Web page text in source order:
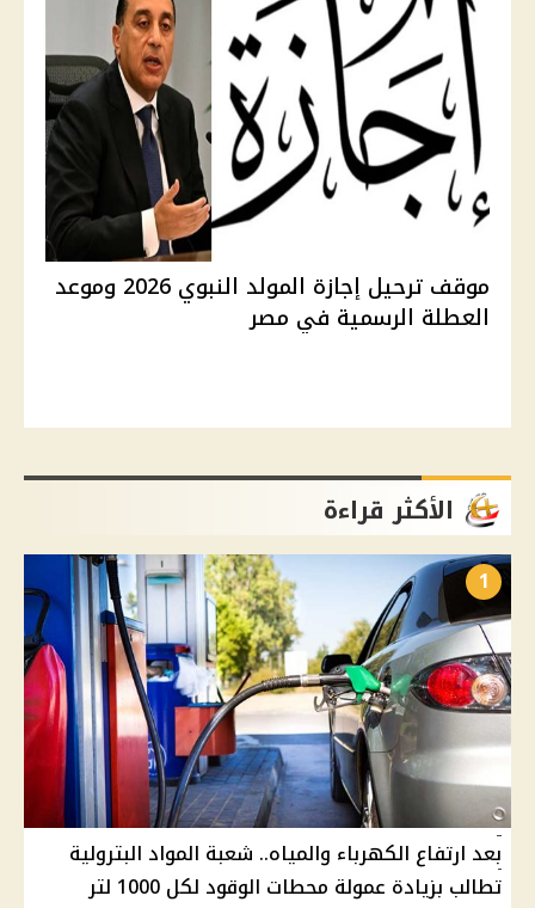
موقف ترحيل إجازة المولد النبوي 2026 وموعد
العطلة الرسمية في مصر
الأكثر قراءة
1
بعد ارتفاع الكهرباء والمياه.. شعبة المواد البترولية
تطالب بزيادة عمولة محطات الوقود لكل 1000 لتر